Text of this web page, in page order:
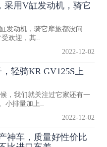
采用V缸发动机，骑它
发动机，骑它摩旅都没问
欢迎，其..
2022-12-02
轻骑KR GV125S上
，我们就关注过它家还有一
小排量加上..
2022-12-02
神车，质量好性价比